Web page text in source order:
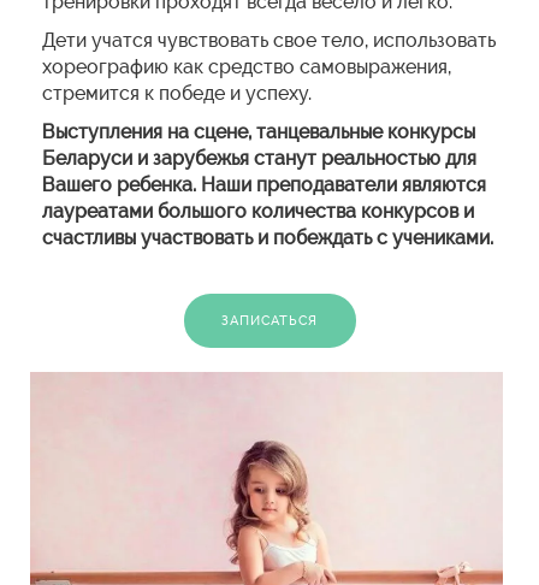
Дети учатся чувствовать свое тело, использовать
хореографию как средство самовыражения,
стремится к победе и успеху.
Выступления на сцене, танцевальные конкурсы
Беларуси и зарубежья станут реальностью для
Вашего ребенка. Наши преподаватели являются
лауреатами большого количества конкурсов и
счастливы участвовать и побеждать с учениками.
ЗАПИСАТЬСЯ